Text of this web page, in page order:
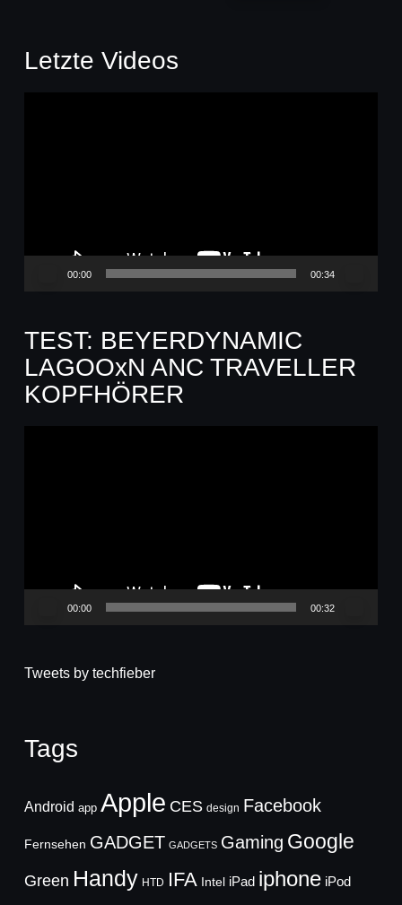
Letzte Videos
00:00 00:34
TEST: BEYERDYNAMIC
LAGOOxN ANC TRAVELLER
KOPFHÖRER
00:00 00:32
Tweets by techfieber
Tags
Android app Apple CES design Facebook
Fernsehen GADGET GADGETS Gaming Google
Green Handy HTD IFA Intel iPad iphone iPod